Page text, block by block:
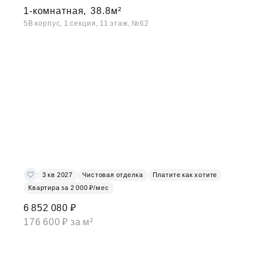
1-комнатная, 38.8м²
5В корпус, 1 секция, 11 этаж, №62
3 кв 2027 Чистовая отделка
Платите как хотите
Квартира за 2 000 ₽/мес
6 852 080 ₽
176 600 ₽ за м²